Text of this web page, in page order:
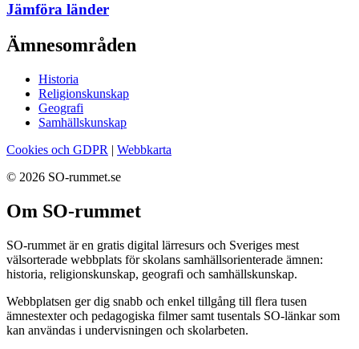
Jämföra länder
Ämnesområden
Historia
Religionskunskap
Geografi
Samhällskunskap
Cookies och GDPR | Webbkarta
© 2026 SO-rummet.se
Om SO-rummet
SO-rummet är en gratis digital lärresurs och Sveriges mest
välsorterade webbplats för skolans samhällsorienterade ämnen:
historia, religionskunskap, geografi och samhällskunskap.
Webbplatsen ger dig snabb och enkel tillgång till flera tusen
ämnestexter och pedagogiska filmer samt tusentals SO-länkar som
kan användas i undervisningen och skolarbeten.